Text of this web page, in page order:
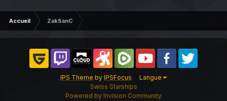
Accueil ZakSanC
IPS Theme by IPSFocus
Langue
Swiss Starships
Powered by Invision Community